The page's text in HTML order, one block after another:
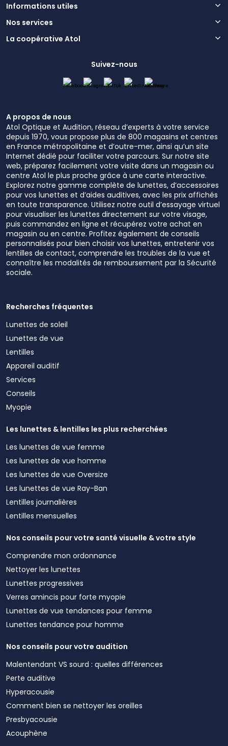
Informations utiles
Nos services
La coopérative Atol
Suivez-nous
A propos de nous
Atol Optique et Audition, réseau d’experts à votre service
depuis 1970, vous propose plus de 800 magasins et centres
en France métropolitaine et d’outre-mer, ainsi qu’un site
Internet dédié pour faciliter votre parcours. Sur notre site
web, préparez facilement votre visite dans un magasin ou
centre Atol le plus proche grâce à une carte interactive.
Explorez notre gamme complète de lunettes, d’accessoires
pour vos lunettes et d’aides auditives, avec les prix affichés
en toute transparence. Utilisez notre outil d’essayage virtuel
pour visualiser les lunettes directement sur votre visage,
puis commandez en ligne et récupérez votre achat en
magasin ou en centre. Profitez également de conseils
personnalisés pour bien choisir vos lunettes, entretenir vos
lentilles de contact, comprendre les troubles de la vue et
connaître les modalités de remboursement par la Sécurité
sociale.
Recherches fréquentes
Lunettes de soleil
Lunettes de vue
Lentilles
Appareil auditif
Services
Conseils
Myopie
Les lunettes & lentilles les plus recherchées
Les lunettes de vue femme
Les lunettes de vue homme
Les lunettes de vue Oversize
Les lunettes de vue Ray-Ban
Lentilles journalières
Lentilles mensuelles
Nos conseils pour votre santé visuelle & votre style
Comprendre mon ordonnance
Nettoyer les lunettes
Lunettes progressives
Verres amincis pour forte myopie
Lunettes de vue tendances pour femme
Lunettes tendance pour homme
Nos conseils pour votre audition
Malentendant VS sourd : quelles différences
Perte auditive
Hyperacousie
Comment bien se nettoyer les oreilles
Presbyacousie
Acouphène